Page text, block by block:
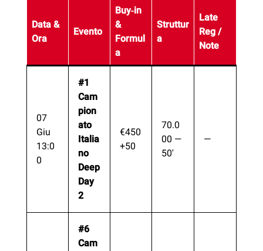
Data &
Ora
Evento
Buy‑in
&
Formul
a
Struttur
a
Late
Reg /
Note
07
Giu
13:0
0
#1
Cam
pion
ato
Italia
no
Deep
Day
2
€450
+50
70.0
00 —
50′
—
#6
Cam